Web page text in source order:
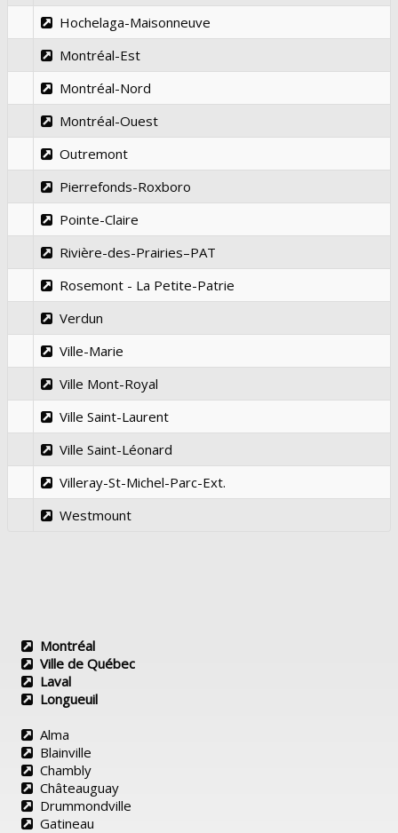
Hochelaga-Maisonneuve
Montréal-Est
Montréal-Nord
Montréal-Ouest
Outremont
Pierrefonds-Roxboro
Pointe-Claire
Rivière-des-Prairies–PAT
Rosemont - La Petite-Patrie
Verdun
Ville-Marie
Ville Mont-Royal
Ville Saint-Laurent
Ville Saint-Léonard
Villeray-St-Michel-Parc-Ext.
Westmount
Montréal
Ville de Québec
Laval
Longueuil
Alma
Blainville
Chambly
Châteauguay
Drummondville
Gatineau